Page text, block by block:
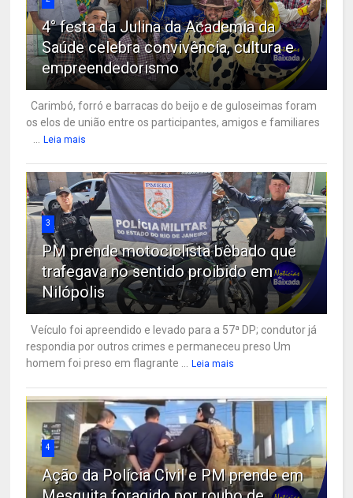
4° festa da Julina da Academia da
Saúde celebra convivência, cultura e
empreendedorismo
Carimbó, forró e barracas do beijo e de guloseimas foram
os elos de união entre os participantes, amigos e familiares
Leia mais
3
PM prende motociclista bêbado que
trafegava no sentido proibido em
Nilópolis
Veículo foi apreendido e levado para a 57ª DP; condutor já
respondia por outros crimes e permaneceu preso Um
homem foi preso em flagrante ...
Leia mais
4
Ação da Polícia Civil e PM prende em